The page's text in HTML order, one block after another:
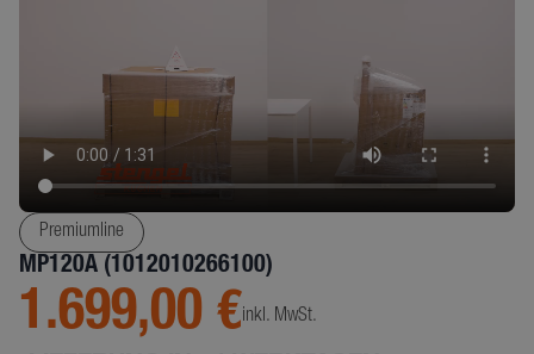
Premiumline
MP120A (1012010266100)
1.699,00 €inkl. MwSt.